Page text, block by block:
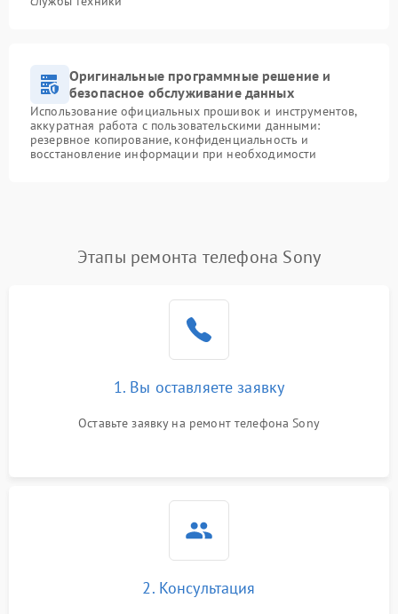
Оригинальные программные решение и
безопасное обслуживание данных
Использование официальных прошивок и инструментов,
аккуратная работа с пользовательскими данными:
резервное копирование, конфиденциальность и
восстановление информации при необходимости
Этапы ремонта телефона Sony
1. Вы оставляете заявку
Оставьте заявку на ремонт телефона Sony
2. Консультация